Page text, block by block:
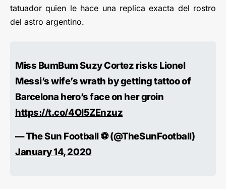
tatuador quien le hace una replica exacta del rostro
del astro argentino.
Miss BumBum Suzy Cortez risks Lionel
Messi’s wife’s wrath by getting tattoo of
Barcelona hero’s face on her groin
https://t.co/4OI5ZEnzuz
— The Sun Football ⚽ (@TheSunFootball)
January 14, 2020